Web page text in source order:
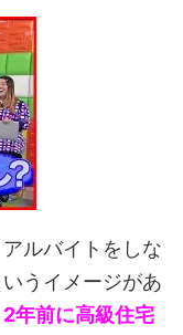
ルバイトをしな
うイメージがあ
2年前に高級住宅